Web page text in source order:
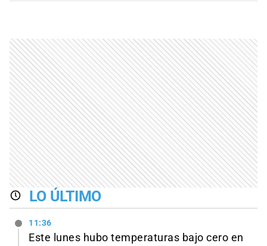
LO ÚLTIMO
11:36
Este lunes hubo temperaturas bajo cero en